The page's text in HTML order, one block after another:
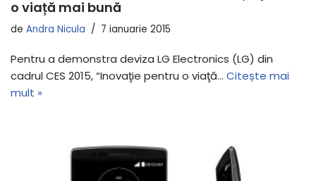
o viață mai bună
de Andra Nicula 7 ianuarie 2015
Pentru a demonstra deviza LG Electronics (LG) din
cadrul CES 2015, “Inovaţie pentru o viaţă… Citește mai
mult »